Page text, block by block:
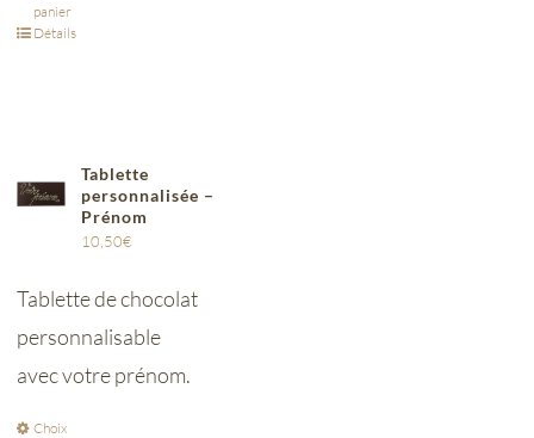
panier
Détails
Tablette
personnalisée –
Prénom
10,50€
Tablette de chocolat
personnalisable
avec votre prénom.
Choix